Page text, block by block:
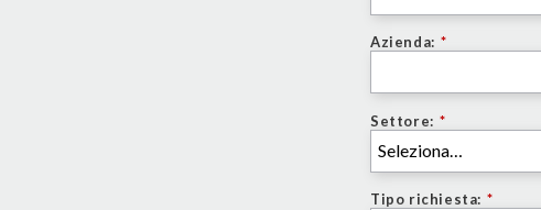
*
Azienda:
*
Settore:
*
Tipo richiesta: